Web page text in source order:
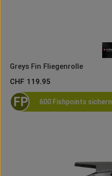
Greys Fin Fliegenrolle
Regulärer Preis:
CHF 119.95
FP 600 Fishpoints sichern